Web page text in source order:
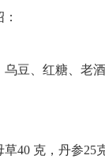
豆、红糖、老酒
40 克，丹参25